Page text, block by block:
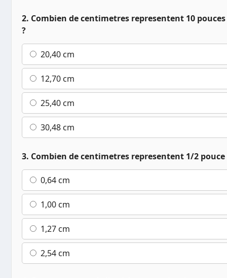
2. Combien de centimetres representent 10
?
20,40 cm
12,70 cm
25,40 cm
30,48 cm
3. Combien de centimetres representent 1/2 pouce
0,64 cm
1,00 cm
1,27 cm
2,54 cm